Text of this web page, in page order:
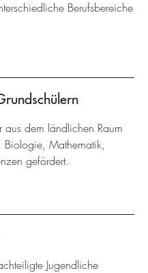
Berufsbereiche
aus dem ländlichen Raum
Biologie, Mathematik,
gefördert.
Jugendliche